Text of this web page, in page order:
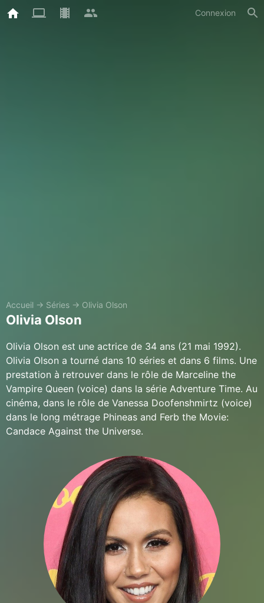
Connexion
Accueil → Séries → Olivia Olson
Olivia Olson
Olivia Olson est une actrice de 34 ans (21 mai 1992).
Olivia Olson a tourné dans 10 séries et dans 6 films. Une
prestation à retrouver dans le rôle de Marceline the
Vampire Queen (voice) dans la série Adventure Time. Au
cinéma, dans le rôle de Vanessa Doofenshmirtz (voice)
dans le long métrage Phineas and Ferb the Movie:
Candace Against the Universe.